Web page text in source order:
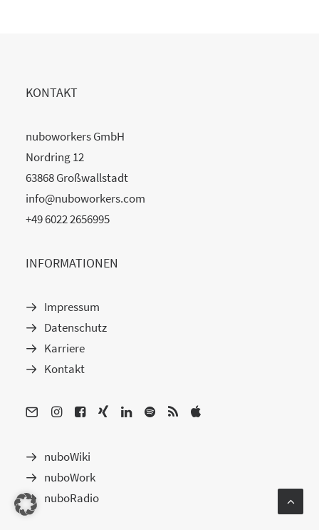
KONTAKT
nuboworkers GmbH
Nordring 12
63868 Großwallstadt
info@nuboworkers.com
+49 6022 2656995
INFORMATIONEN
Impressum
Datenschutz
Karriere
Kontakt
nuboWiki
nuboWork
nuboRadio